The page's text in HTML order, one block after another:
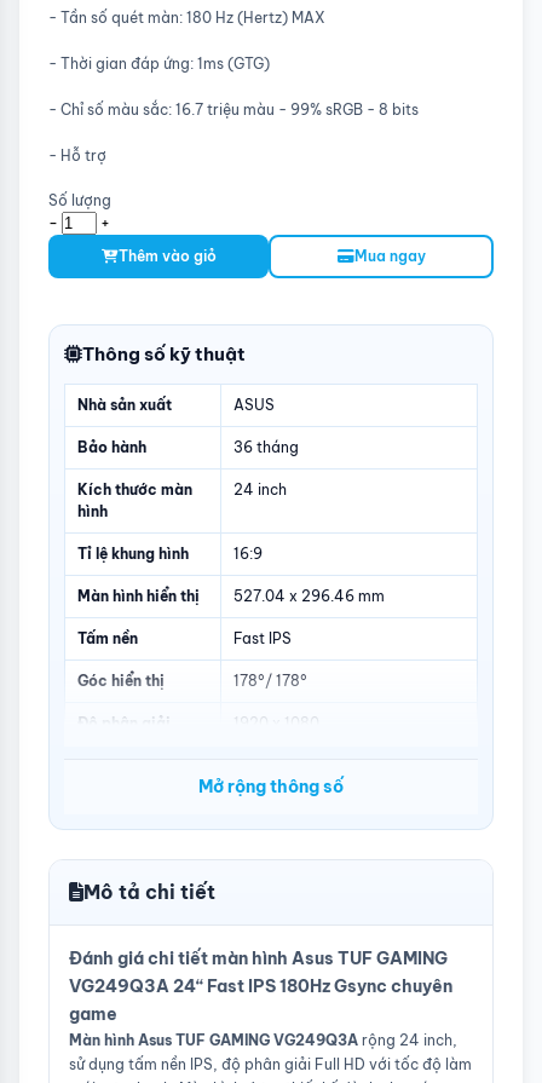
- Tần số quét màn: 180 Hz (Hertz) MAX
- Thời gian đáp ứng: 1ms (GTG)
- Chỉ số màu sắc: 16.7 triệu màu - 99% sRGB - 8 bits
- Hỗ trợ
Số lượng
- +
Thêm vào giỏ Mua ngay
Thông số kỹ thuật
Nhà sản xuất ASUS
Bảo hành 36 tháng
Kích thước màn
hình
24 inch
Tỉ lệ khung hình 16:9
Màn hình hiển thị 527.04 x 296.46 mm
Tấm nền Fast IPS
Góc hiển thị 178°/ 178°
Độ phân giải 1920 x 1080
Thời gian phản
Tần số quét 180Hz
Pixel Pitch 0.2745mm
Mở rộng thông số
Mô tả chi tiết
Đánh giá chi tiết màn hình Asus TUF GAMING
VG249Q3A 24“ Fast IPS 180Hz Gsync chuyên
game
Màn hình Asus TUF GAMING VG249Q3A rộng 24 inch,
sử dụng tấm nền IPS, độ phân giải Full HD với tốc độ làm